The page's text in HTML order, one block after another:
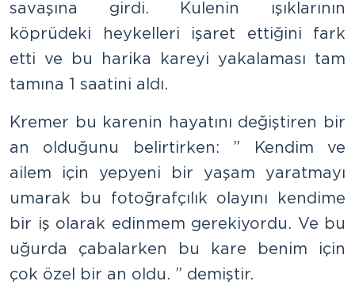
savaşına girdi. Kulenin ışıklarının
köprüdeki heykelleri işaret ettiğini fark
etti ve bu harika kareyi yakalaması tam
tamına 1 saatini aldı.
Kremer bu karenin hayatını değiştiren bir
an olduğunu belirtirken: ” Kendim ve
ailem için yepyeni bir yaşam yaratmayı
umarak bu fotoğrafçılık olayını kendime
bir iş olarak edinmem gerekiyordu. Ve bu
uğurda çabalarken bu kare benim için
çok özel bir an oldu. ” demiştir.